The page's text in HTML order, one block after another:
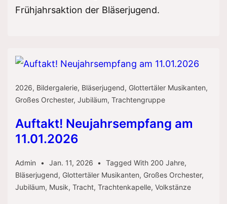
Frühjahrsaktion der Bläserjugend.
2026, Bildergalerie, Bläserjugend, Glottertäler Musikanten,
Großes Orchester, Jubiläum, Trachtengruppe
Auftakt! Neujahrsempfang am
11.01.2026
Admin Jan. 11, 2026 Tagged With 200 Jahre,
Bläserjugend, Glottertäler Musikanten, Großes Orchester,
Jubiläum, Musik, Tracht, Trachtenkapelle, Volkstänze